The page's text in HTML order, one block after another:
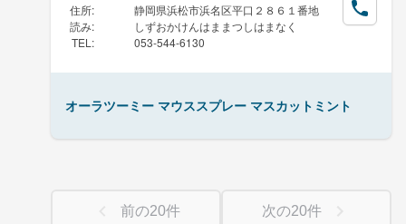
住所:
静岡県浜松市浜名区平口２８６１番地
読み:
しずおかけんはままつしはまなく
TEL : 053-544-6130
オーラツーミー マウススプレー マスカットミント
前の20件 次の20件